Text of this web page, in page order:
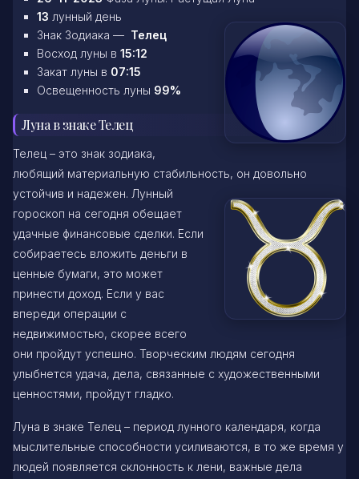
13 лунный день
Знак Зодиака — Телец
Восход луны в 15:12
Закат луны в 07:15
Освещенность луны 99%
Луна в знаке Телец
Телец – это знак зодиака,
любящий материальную стабильность, он довольно
устойчив и надежен. Лунный
гороскоп на сегодня обещает
удачные финансовые сделки. Если
собираетесь вложить деньги в
ценные бумаги, это может
принести доход. Если у вас
впереди операции с
недвижимостью, скорее всего
они пройдут успешно. Творческим людям сегодня
улыбнется удача, дела, связанные с художественными
ценностями, пройдут гладко.
Луна в знаке Телец – период лунного календаря, когда
мыслительные способности усиливаются, в то же время у
людей появляется склонность к лени, важные дела